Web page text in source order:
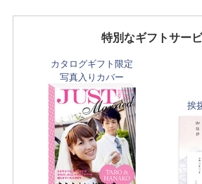
特別なギフトサー
カタログギフト限定
写真入りカバー
挨